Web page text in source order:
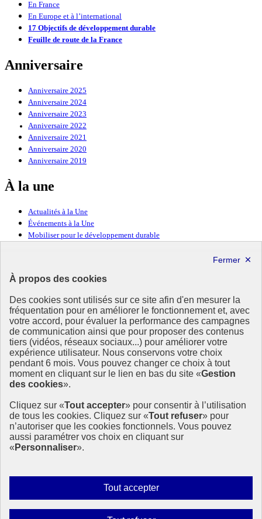
À propos des cookies
Des cookies sont utilisés sur ce site afin d'en mesurer la
fréquentation pour en améliorer le fonctionnement et, avec
votre accord, pour évaluer la performance des campagnes
de communication ainsi que pour proposer des contenus
tiers (vidéos, réseaux sociaux...) pour améliorer votre
expérience utilisateur. Nous conservons votre choix
pendant 6 mois. Vous pouvez changer ce choix à tout
moment en cliquant sur le lien en bas du site «Gestion
des cookies».
Cliquez sur «Tout accepter» pour consentir à l’utilisation
de tous les cookies. Cliquez sur «Tout refuser» pour
n’autoriser que les cookies fonctionnels. Vous pouvez
aussi paramétrer vos choix en cliquant sur
« Personnaliser».
Tout accepterAutoriser
tous
En France
En Europe et à l’international
17 Objectifs de développement durable
Feuille de route de la France
Anniversaire
Anniversaire 2025
Anniversaire 2024
Anniversaire 2023
Anniversaire 2022
Anniversaire 2021
Anniversaire 2020
Anniversaire 2019
À la une
Actualités à la Une
Événements à la Une
Mobiliser pour le développement durable
Ressources
Ressources
La Méth’ODD
Gouvernement
Ce site propose l’information de référence concernant l’Agenda
2030 et la feuille de route de la France. Il valorise la mobilisation de
tous les acteurs.
info.gouv.fr- ouvre une nouvelle fenêtre
service-public.fr - ouvre une nouvelle fenêtre
legifrance.gouv.fr- ouvre une nouvelle fenêtre
data.gouv.fr- ouvre une nouvelle fenêtre
Plan du site
Mentions légales